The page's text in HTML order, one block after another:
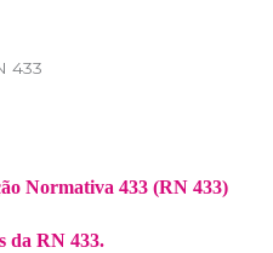
Normativa 433 (RN 433)
da RN 433.